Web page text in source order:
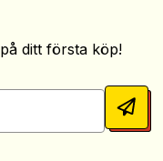
ditt första köp!